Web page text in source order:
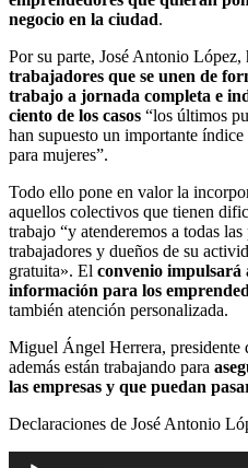
negocio en la ciudad.
Por su parte, José Antonio López,
trabajadores que se unen de
trabajo a jornada completa e
ciento de los casos “los últimos
han supuesto un importante
para mujeres”.
Todo ello pone en valor la
aquellos colectivos que tienen
trabajo “y atenderemos a todas
trabajadores y dueños de su
gratuita». El convenio impulsará
información para los
también atención personalizada.
Miguel Ángel Herrera,
además están trabajando para
las empresas y que puedan
Declaraciones de José Antonio
Reproductor